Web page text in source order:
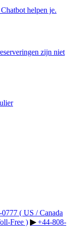
helpen je.
zijn niet
( US / Canada
Free ) ▶︎+44-808-